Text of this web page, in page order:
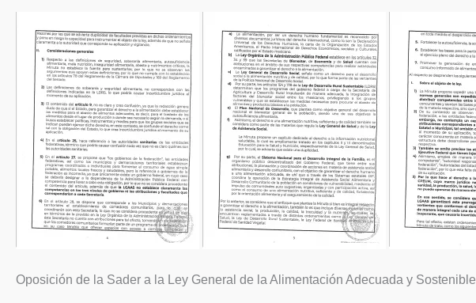
Oposición de la Sader a la Ley General de la Alimentación Adecuada y Sostenible